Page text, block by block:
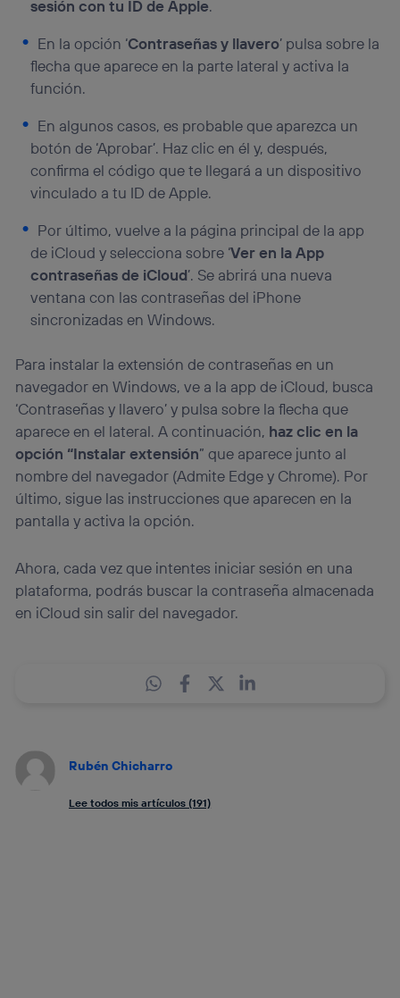
sesión con tu ID de Apple.
En la opción ‘Contraseñas y llavero’ pulsa sobre la
flecha que aparece en la parte lateral y activa la
función.
En algunos casos, es probable que aparezca un
botón de ‘Aprobar’. Haz clic en él y, después,
confirma el código que te llegará a un dispositivo
vinculado a tu ID de Apple.
Por último, vuelve a la página principal de la app
de iCloud y selecciona sobre ‘Ver en la App
contraseñas de iCloud’. Se abrirá una nueva
ventana con las contraseñas del iPhone
sincronizadas en Windows.
Para instalar la extensión de contraseñas en un
navegador en Windows, ve a la app de iCloud, busca
‘Contraseñas y llavero’ y pulsa sobre la flecha que
aparece en el lateral. A continuación, haz clic en la
opción “Instalar extensión” que aparece junto al
nombre del navegador (Admite Edge y Chrome). Por
último, sigue las instrucciones que aparecen en la
pantalla y activa la opción.
Ahora, cada vez que intentes iniciar sesión en una
plataforma, podrás buscar la contraseña almacenada
en iCloud sin salir del navegador.
Rubén Chicharro
Lee todos mis artículos (191)